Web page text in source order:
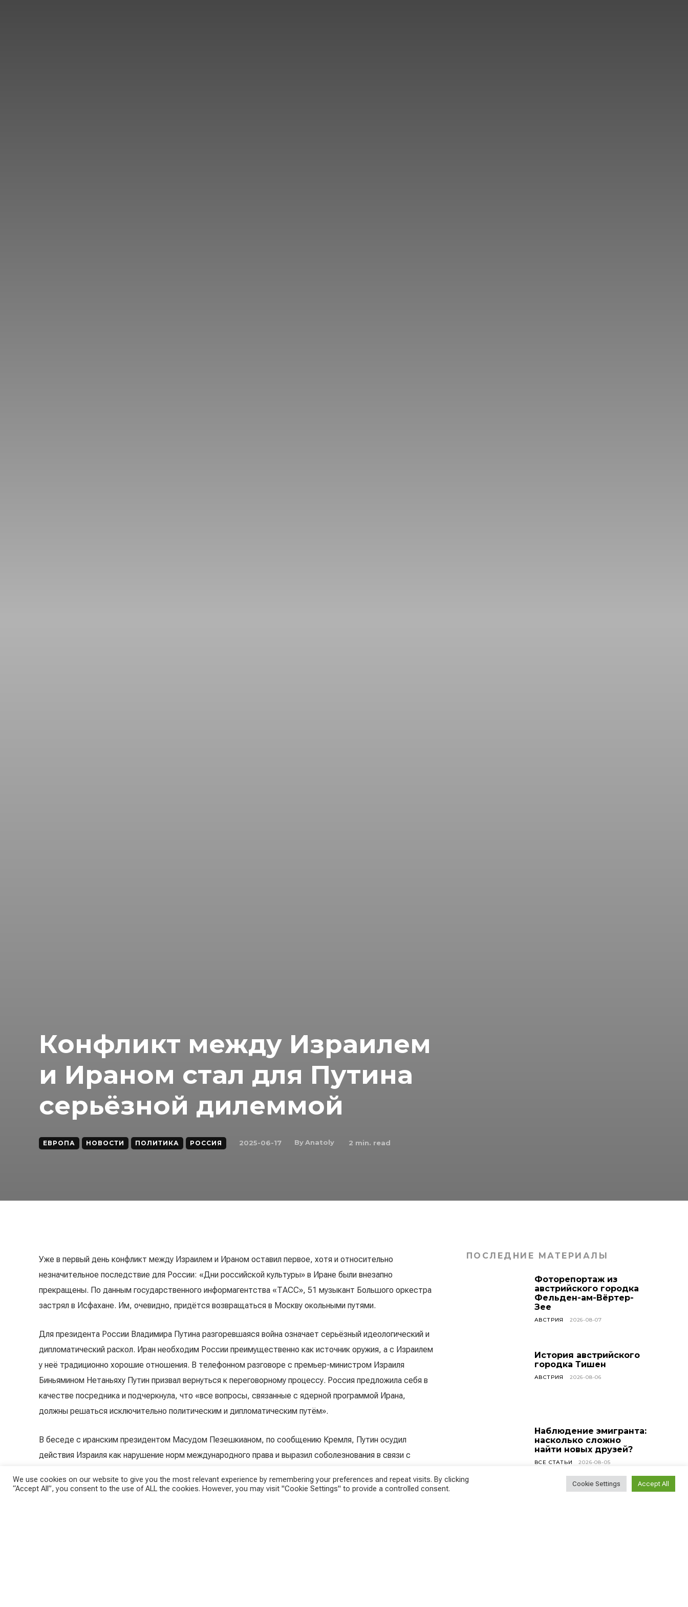
Конфликт между Израилем
и Ираном стал для Путина
серьёзной дилеммой
ЕВРОПА НОВОСТИ ПОЛИТИКА РОССИЯ 2025-06-17 ByAnatoly 2 min. read
Уже в первый день конфликт между Израилем и Ираном оставил первое, хотя и относительно
незначительное последствие для России: «Дни российской культуры» в Иране были внезапно
прекращены. По данным государственного информагентства «ТАСС», 51 музыкант Большого оркестра
застрял в Исфахане. Им, очевидно, придётся возвращаться в Москву окольными путями.
Для президента России Владимира Путина разгоревшаяся война означает серьёзный идеологический и
дипломатический раскол. Иран необходим России преимущественно как источник оружия, а с Израилем
у неё традиционно хорошие отношения. В телефонном разговоре с премьер-министром Израиля
Биньямином Нетаньяху Путин призвал вернуться к переговорному процессу. Россия предложила себя в
качестве посредника и подчеркнула, что «все вопросы, связанные с ядерной программой Ирана,
должны решаться исключительно политическим и дипломатическим путём».
В беседе с иранским президентом Масудом Пезешкианом, по сообщению Кремля, Путин осудил
действия Израиля как нарушение норм международного права и выразил соболезнования в связи с
авиаудары по суверенному государству — члену ООН, по его гражданам, мирным городам и объектам
ПОСЛЕДНИЕ МАТЕРИАЛЫ
Фоторепортаж из
австрийского городка
Фельден-ам-Вёртер-
Зее
АВСТРИЯ 2026-08-07
История австрийского
городка Тишен
АВСТРИЯ 2026-08-06
Наблюдение эмигранта:
насколько сложно
найти новых друзей?
ВСЕ СТАТЬИ 2026-08-05
We use cookies on our website to give you the most relevant experience by remembering your preferences and repeat visits. By clicking
“Accept All”, you consent to the use of ALL the cookies. However, you may visit "Cookie Settings" to provide a controlled consent.
Cookie Settings Accept All